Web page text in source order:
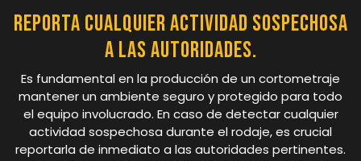
Reporta cualquier actividad sospechosa
a las autoridades.
Es fundamental en la producción de un cortometraje
mantener un ambiente seguro y protegido para todo
el equipo involucrado. En caso de detectar cualquier
actividad sospechosa durante el rodaje, es crucial
reportarla de inmediato a las autoridades pertinentes.